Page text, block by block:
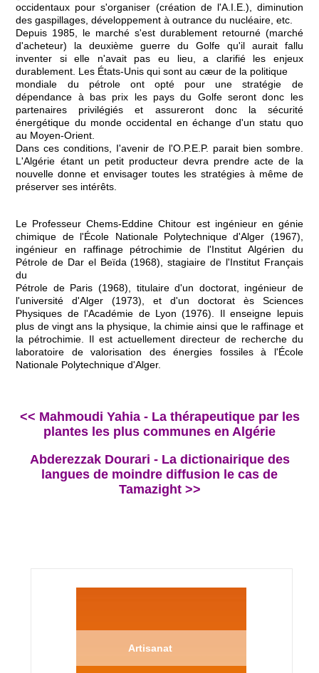
occidentaux pour s'organiser (création de l'A.I.E.), diminution
des gaspillages, développement à outrance du nucléaire, etc.
Depuis 1985, le marché s'est durablement retourné (marché
d'acheteur) la deuxième guerre du Golfe qu'il aurait fallu
inventer si elle n'avait pas eu lieu, a clarifié les enjeux
durablement. Les États-Unis qui sont au cæur de la politique
mondiale du pétrole ont opté pour une stratégie de
dépendance à bas prix les pays du Golfe seront donc les
partenaires privilégiés et assureront donc la sécurité
énergétique du monde occidental en échange d'un statu quo
au Moyen-Orient.
Dans ces conditions, I'avenir de l'O.P.E.P. parait bien sombre.
L'Algérie étant un petit producteur devra prendre acte de la
nouvelle donne et envisager toutes les stratégies à même de
préserver ses intérêts.
Le Professeur Chems-Eddine Chitour est ingénieur en génie
chimique de l'École Nationale Polytechnique d'Alger (1967),
ingénieur en raffinage pétrochimie de l'Institut Algérien du
Pétrole de Dar el Beïda (1968), stagiaire de l'Institut Français
du
Pétrole de Paris (1968), titulaire d'un doctorat, ingénieur de
l'université d'Alger (1973), et d'un doctorat ès Sciences
Physiques de l'Académie de Lyon (1976). Il enseigne lepuis
plus de vingt ans la physique, la chimie ainsi que le raffinage et
la pétrochimie. Il est actuellement directeur de recherche du
laboratoire de valorisation des énergies fossiles à l'École
Nationale Polytechnique d'Alger.
<< Mahmoudi Yahia - La thérapeutique par les
plantes les plus communes en Algérie
Abderezzak Dourari - La dictionairique des
langues de moindre diffusion le cas de
Tamazight >>
Artisanat